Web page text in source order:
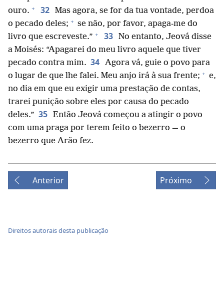
ouro. + 32 Mas agora, se for da tua vontade, perdoa
o pecado deles; + se não, por favor, apaga-me do
livro que escreveste.” + 33 No entanto, Jeová disse
a Moisés: “Apagarei do meu livro aquele que tiver
pecado contra mim. 34 Agora vá, guie o povo para
o lugar de que lhe falei. Meu anjo irá à sua frente; + e,
no dia em que eu exigir uma prestação de contas,
trarei punição sobre eles por causa do pecado
deles.” 35 Então Jeová começou a atingir o povo
com uma praga por terem feito o bezerro — o
bezerro que Arão fez.
Anterior Próximo
Direitos autorais desta publicação